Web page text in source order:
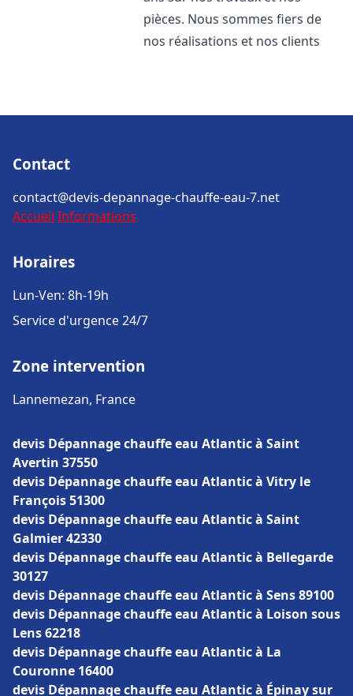
pièces. Nous sommes fiers de
nos réalisations et nos clients
Contact
contact@devis-depannage-chauffe-eau-7.net
Accueil Informations
Horaires
Lun-Ven: 8h-19h
Service d'urgence 24/7
Zone intervention
Lannemezan, France
devis Dépannage chauffe eau Atlantic à Saint
Avertin 37550
devis Dépannage chauffe eau Atlantic à Vitry le
François 51300
devis Dépannage chauffe eau Atlantic à Saint
Galmier 42330
devis Dépannage chauffe eau Atlantic à Bellegarde
30127
devis Dépannage chauffe eau Atlantic à Sens 89100
devis Dépannage chauffe eau Atlantic à Loison sous
Lens 62218
devis Dépannage chauffe eau Atlantic à La
Couronne 16400
devis Dépannage chauffe eau Atlantic à Épinay sur